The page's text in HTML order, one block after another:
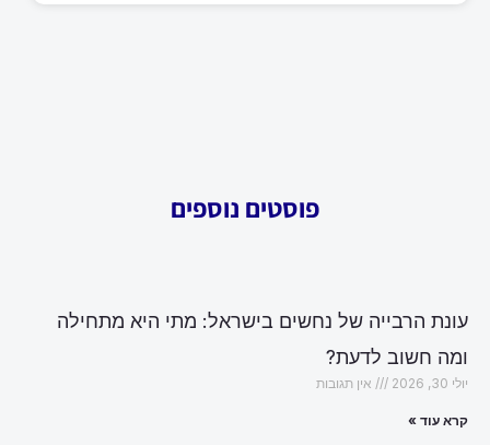
פוסטים נוספים
עונת הרבייה של נחשים בישראל: מתי היא מתחילה
ומה חשוב לדעת?
יולי 30, 2026 אין תגובות
קרא עוד »